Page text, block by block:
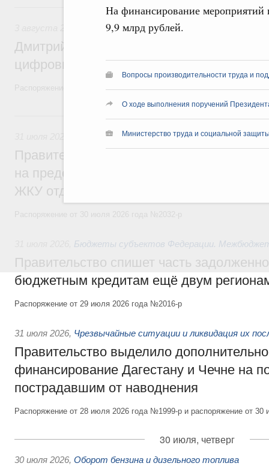
На финансирование мероприятий
9,9 млрд рублей.
Вопросы производительности труда и
О ходе выполнения поручений
Министерство труда и социальной
3 августа, понедельник
Регулирование в сфере торговли.
Дмитрий Григоренко возглавил штаб по
цифровых платформ
Распоряжение от 25 июля 2026 года №1966-р
31 июля, пятница
Социальная поддержка отдельных
Правительство направит регионам
на предоставление мер социальной
ЖКУ отдельным категориям граждан
Бюджеты субъектов Федерации.
Правительство спишет часть
бюджетным кредитам ещё двум
Распоряжение от 29 июля 2026 года №2016-р
31 июля 2026, Чрезвычайные ситуации и ликвидация их
Правительство выделило
финансирование Дагестану и Чечне на
пострадавшим от наводнения
Распоряжение от 28 июля 2026 года №1999-р и распоряжение от
30 июля, четверг
30 июля 2026, Оборот бензина и дизельного топлива